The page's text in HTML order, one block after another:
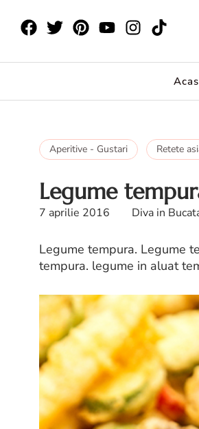
Aperitive - Gustari Retete
Legume
7 aprilie 2016 Diva in
Legume tempura. Legume
tempura. legume in aluat